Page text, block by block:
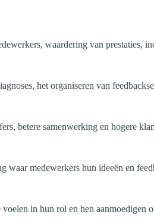
waardering van
het organiseren van
betere samenwerking en hogere
medewerkers hun ideeën en
in hun rol en hen